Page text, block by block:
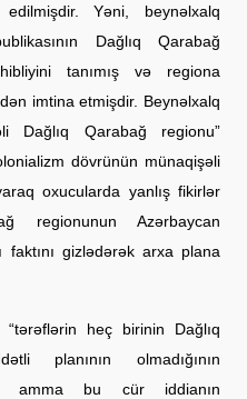
Yəni, beynəlxalq
Dağlıq Qarabağ
tanımış və regiona
imtina etmişdir. Beynəlxalq
Dağlıq Qarabağ regionu”
dövrünün münaqişəli
oxucularda yanlış fikirlər
regionunun Azərbaycan
faktını gizlədərək arxa plana
heç birinin Dağlıq
planının olmadığının
amma bu cür iddianın